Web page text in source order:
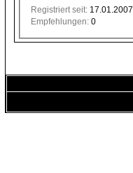
Registriert seit: 17.01.2007
Empfehlungen: 0